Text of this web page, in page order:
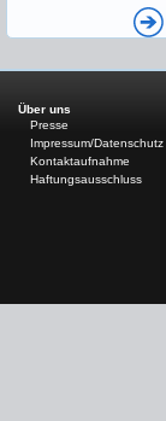
Über uns
Presse
Impressum/Datenschutz
Kontaktaufnahme
Haftungsausschluss